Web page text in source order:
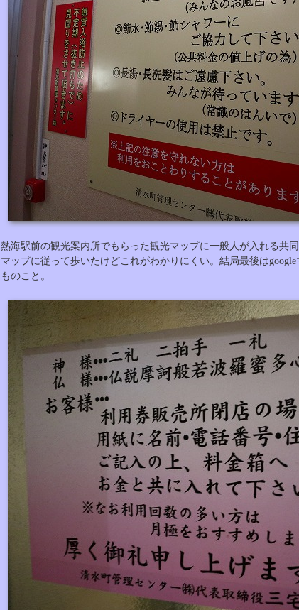
熱海駅前の観光案内所でもらった観光マップに一般人が入れる共
マップに従って歩いたけどこれがわかりにくい。結局最後は
ものこと。